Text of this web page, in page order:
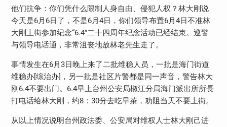
他们抗争：你们凭什么限制人身自由、侵犯人权？林大刚说
今天是6月6日了，不是6月4日，你们领导布置6月4日不准林
大刚上街参加纪念“6.4”二十四周年纪念活动已经结束。巡警
与领导电话通，非常沮丧地放林老先生走了。
事情发生在6月3日晚上来了二批维稳人员，一批是海门街道
维稳办[综治办]，另一批是社区片警都是同一声音，警告林大
刚6.4不要出门。6.4早上台州公安局椒江分局海门派出所所長
打电话给林大刚，约8：30分去吃早茶，劝阻当天不要上街。
从以上情况说明台州政法委、公安局对维权人士林大刚己进